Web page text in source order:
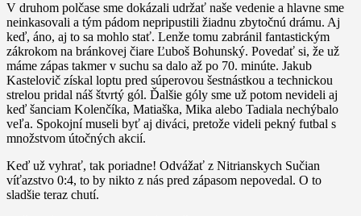
V druhom polčase sme dokázali udržať naše vedenie a hlavne sme
neinkasovali a tým pádom nepripustili žiadnu zbytočnú drámu. Aj
keď, áno, aj to sa mohlo stať. Lenže tomu zabránil fantastickým
zákrokom na bránkovej čiare Ľuboš Bohunský. Povedať si, že už
máme zápas takmer v suchu sa dalo až po 70. minúte. Jakub
Kastelovič získal loptu pred súperovou šestnástkou a technickou
strelou pridal náš štvrtý gól. Ďalšie góly sme už potom nevideli aj
keď šanciam Kolenčíka, Matiaška, Mika alebo Tadiala nechýbalo
veľa. Spokojní museli byť aj diváci, pretože videli pekný futbal s
množstvom útočných akcií.
Keď už vyhrať, tak poriadne! Odvážať z Nitrianskych Sučian
víťazstvo 0:4, to by nikto z nás pred zápasom nepovedal. O to
sladšie teraz chutí.